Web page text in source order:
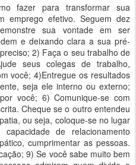
fazer para transformar sua
emprego efetivo. Seguem dez
sua vontade em ser
e deixando clara a sua pré-
2) Faça o seu trabalho de
seus colegas de trabalho,
você; 4)Entregue os resultados
seja ele interno ou externo;
você; 6) Comunique-se com
Cheque se o outro entendeu
ou seja, coloque-se no lugar
de relacionamento
cumprimentar as pessoas.
9) Se você sabe muito bem